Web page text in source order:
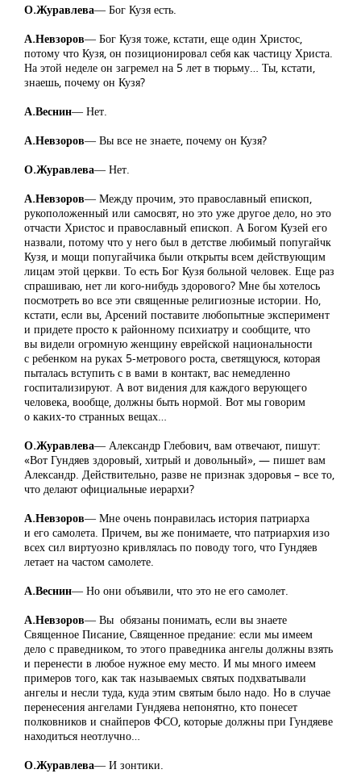
О.Журавлева― Бог Кузя есть.
А.Невзоров― Бог Кузя тоже, кстати, еще один Христос,
потому что Кузя, он позиционировал себя как частицу Христа.
На этой неделе он загремел на 5 лет в тюрьму… Ты, кстати,
знаешь, почему он Кузя?
А.Веснин― Нет.
А.Невзоров― Вы все не знаете, почему он Кузя?
О.Журавлева― Нет.
А.Невзоров― Между прочим, это православный епископ,
рукоположенный или самосвят, но это уже другое дело, но это
отчасти Христос и православный епископ. А Богом Кузей его
назвали, потому что у него был в детстве любимый попугайчк
Кузя, и мощи попугайчика были открыты всем действующим
лицам этой церкви. То есть Бог Кузя больной человек. Еще раз
спрашиваю, нет ли кого-нибудь здорового? Мне бы хотелось
посмотреть во все эти священные религиозные истории. Но,
кстати, если вы, Арсений поставите любопытные эксперимент
и придете просто к районному психиатру и сообщите, что
вы видели огромную женщину еврейской национальности
с ребенком на руках 5-метрового роста, светящуюся, которая
пыталась вступить с в вами в контакт, вас немедленно
госпитализируют. А вот видения для каждого верующего
человека, вообще, должны быть нормой. Вот мы говорим
о каких-то странных вещах…
О.Журавлева― Александр Глебович, вам отвечают, пишут:
«Вот Гундяев здоровый, хитрый и довольный», — пишет вам
Александр. Действительно, разве не признак здоровья – все то,
что делают официальные иерархи?
А.Невзоров― Мне очень понравилась история патриарха
и его самолета. Причем, вы же понимаете, что патриархия изо
всех сил виртуозно кривлялась по поводу того, что Гундяев
летает на частом самолете.
А.Веснин― Но они объявили, что это не его самолет.
А.Невзоров― Вы обязаны понимать, если вы знаете
Священное Писание, Священное предание: если мы имеем
дело с праведником, то этого праведника ангелы должны взять
и перенести в любое нужное ему место. И мы много имеем
примеров того, как так называемых святых подхватывали
ангелы и несли туда, куда этим святым было надо. Но в случае
перенесения ангелами Гундяева непонятно, кто понесет
полковников и снайперов ФСО, которые должны при Гундяеве
находиться неотлучно…
О.Журавлева― И зонтики.